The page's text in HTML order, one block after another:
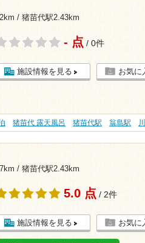
/ 猪苗代駅2.43km
- 点 / 0件
施設情報を見る お気に
猪苗代 露天風呂 猪苗代駅 翁島駅
/ 猪苗代駅2.43km
5.0 点 / 2件
施設情報を見る お気に